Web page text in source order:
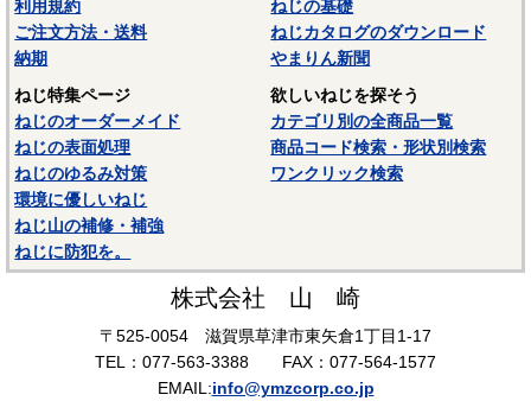
利用規約
ご注文方法・送料
納期
ねじの基礎
ねじカタログのダウンロード
やまりん新聞
ねじ特集ページ
ねじのオーダーメイド
ねじの表面処理
ねじのゆるみ対策
環境に優しいねじ
ねじ山の補修・補強
ねじに防犯を。
欲しいねじを探そう
カテゴリ別の全商品一覧
商品コード検索・形状別検索
ワンクリック検索
株式会社 山 崎
〒525-0054 滋賀県草津市東矢倉1丁目1-17
TEL：077-563-3388 FAX：077-564-1577
EMAIL:info@ymzcorp.co.jp